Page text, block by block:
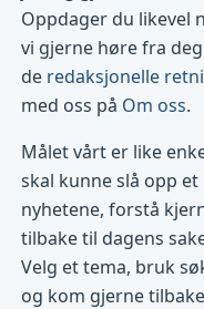
Oppdager du likevel
vi gjerne høre fra
de redaksjonelle
med oss på Om oss.
Målet vårt er like
skal kunne slå opp
nyhetene, forstå
tilbake til dagens
Velg et tema, bruk
og kom gjerne